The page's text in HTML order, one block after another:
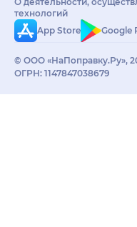
технологий
App Store
Google
© ООО «НаПоправку.Ру»,
ОГРН: 1147847038679